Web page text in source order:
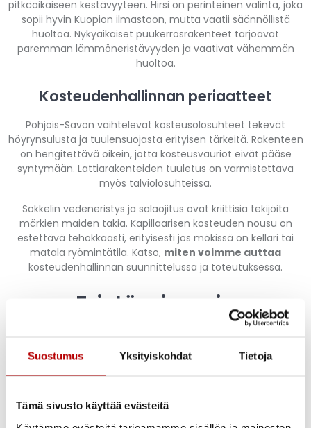
Suostumus Yksityiskohdat Tietoja
Tämä sivusto käyttää evästeitä
pitkäaikaiseen kestävyyteen. Hirsi on perinteinen valinta, joka
sopii hyvin Kuopion ilmastoon, mutta vaatii säännöllistä
huoltoa. Nykyaikaiset puukerrosrakenteet tarjoavat
paremman lämmöneristävyyden ja vaativat vähemmän
huoltoa.
Kosteudenhallinnan periaatteet
Pohjois-Savon vaihtelevat kosteusolosuhteet tekevät
höyrynsulusta ja tuulensuojasta erityisen tärkeitä. Rakenteen
on hengitettävä oikein, jotta kosteusvauriot eivät pääse
syntymään. Lattiarakenteiden tuuletus on varmistettava
myös talviolosuhteissa.
Sokkelin vedeneristys ja salaojitus ovat kriittisiä tekijöitä
märkien maiden takia. Kapillaarisen kosteuden nousu on
estettävä tehokkaasti, erityisesti jos mökissä on kellari tai
matala ryömintätila. Katso, miten voimme auttaa
kosteudenhallinnan suunnittelussa ja toteutuksessa.
Eristäminen ja
lämmitysratkaisut
ympärivuotiseen käyttöön
Kuopion kylmissä talviolosuhteissa. Ulkoseinien
eristepaksuuden tulisi olla vähintään 200 millimetriä ja